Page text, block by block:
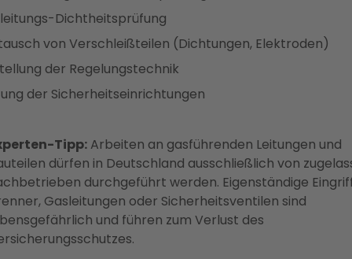
Dichtheitsprüfung
von Verschleißteilen (Dichtungen, Elektroden)
der Regelungstechnik
der Sicherheitseinrichtungen
Tipp: Arbeiten an gasführenden Leitungen und
dürfen in Deutschland ausschließlich von
durchgeführt werden. Eigenständige
Gasleitungen oder Sicherheitsventilen sind
und führen zum Verlust des